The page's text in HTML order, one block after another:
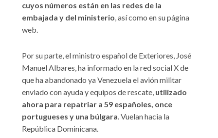
cuyos números están en las redes de la
embajada y del ministerio, así como en su página
web.
Por su parte, el ministro español de Exteriores, José
Manuel Albares, ha informado en la red social X de
que ha abandonado ya Venezuela el avión militar
enviado con ayuda y equipos de rescate, utilizado
ahora para repatriar a 59 españoles, once
portugueses y una búlgara. Vuelan hacia la
República Dominicana.